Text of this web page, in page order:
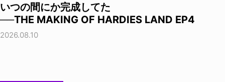
いつの間にか完成してた
──THE MAKING OF HARDIES LAND EP4
2026.08.10